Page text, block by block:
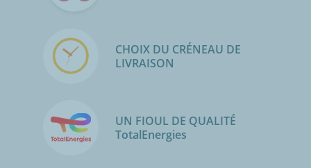
CHOIX DU CRÉNEAU DE
LIVRAISON
UN FIOUL DE QUALITÉ
TotalEnergies